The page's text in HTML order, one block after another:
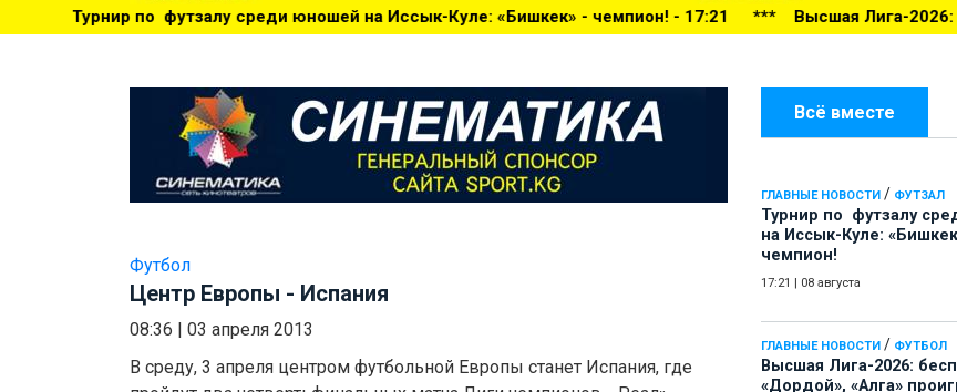
среди юношей на Иссык-Куле: «Бишкек» - чемпион! - 17:21 ***Высшая Лига-2026: беспощадный
Всё вместе
ГЛАВНЫЕ НОВОСТИ / ФУТЗАЛ
Турнир по футзалу
на Иссык-Куле:
чемпион!
17:21 08 августа
ГЛАВНЫЕ НОВОСТИ / ФУТБОЛ
Высшая Лига-2026:
«Дордой», «Алга»
Футбол
Центр Европы - Испания
08:36
03 апреля 2013
В среду, 3 апреля центром футбольной Европы станет Испания, где